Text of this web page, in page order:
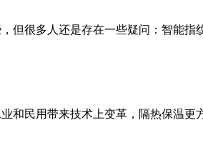
但很多人还是存在一些疑问：智能
和民用带来技术上变革，隔热保温